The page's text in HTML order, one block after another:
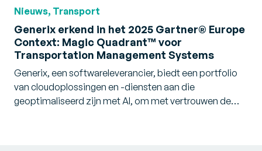
Nieuws, Transport
Generix erkend in het 2025 Gartner® Europe
Context: Magic Quadrant™ voor
Transportation Management Systems
Generix, een softwareleverancier, biedt een portfolio
van cloudoplossingen en -diensten aan die
geoptimaliseerd zijn met AI, om met vertrouwen de…